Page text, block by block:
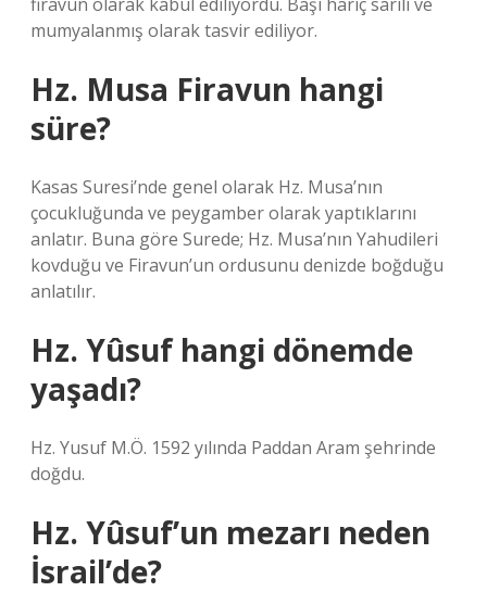
mumyalanmış olarak tasvir ediliyor.
Hz. Musa Firavun hangi
süre?
Kasas Suresi’nde genel olarak Hz. Musa’nın
çocukluğunda ve peygamber olarak yaptıklarını
anlatır. Buna göre Surede; Hz. Musa’nın Yahudileri
kovduğu ve Firavun’un ordusunu denizde boğduğu
anlatılır.
Hz. Yûsuf hangi dönemde
yaşadı?
Hz. Yusuf M.Ö. 1592 yılında Paddan Aram şehrinde
doğdu.
Hz. Yûsuf’un mezarı neden
İsrail’de?